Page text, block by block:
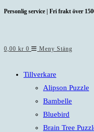
Hoppa
Personlig service | Fri frakt över
0,00 kr 0 Meny Stäng
Tillverkare
Alipson Puzzle
Bambelle
Bluebird
Brain Tree